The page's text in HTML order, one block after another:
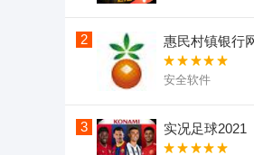
2 惠民村镇银行
安全软件
3 实况足球2021